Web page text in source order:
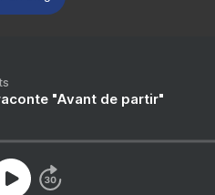
"Avant de partir"